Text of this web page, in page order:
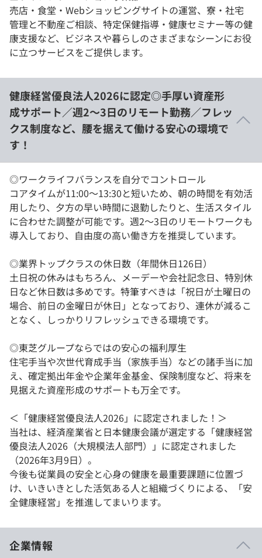
売店・食堂・Webショッピングサイトの運営、寮・社宅
管理と不動産ご相談、特定保健指導・健康セミナー等の健
康支援など、ビジネスや暮らしのさまざまなシーンにお役
に立つサービスをご提供します。
健康経営優良法⼈2026に認定◎手厚い資産形
成サポート／週2〜3日のリモート勤務／フレッ
クス制度など、腰を据えて働ける安心の環境で
す！
◎ワークライフバランスを自分でコントロール
コアタイムが11:00〜13:30と短いため、朝の時間を有効活
用したり、夕方の早い時間に退勤したりと、生活スタイル
に合わせた調整が可能です。週2〜3日のリモートワークも
導入しており、自由度の高い働き方を推奨しています。
◎業界トップクラスの休日数（年間休日126日）
土日祝の休みはもちろん、メーデーや会社記念日、特別休
日など休日数は多めです。特筆すべきは「祝日が土曜日の
場合、前日の金曜日が休日」となっており、連休が減るこ
となく、しっかりリフレッシュできる環境です。
◎東芝グループならではの安心の福利厚生
住宅手当や次世代育成手当（家族手当）などの諸手当に加
え、確定拠出年金や企業年金基金、保険制度など、将来を
見据えた資産形成のサポートも万全です。
＜「健康経営優良法⼈2026」に認定されました！＞
当社は、経済産業省と⽇本健康会議が選定する「健康経営
優良法⼈2026（⼤規模法⼈部門）」に認定されました
（2026年3⽉9日）。
今後も従業員の安全と⼼⾝の健康を最重要課題に位置づ
け、いきいきとした活気ある⼈と組織づくりによる、「安
全健康経営」を推進してまいります。
企業情報